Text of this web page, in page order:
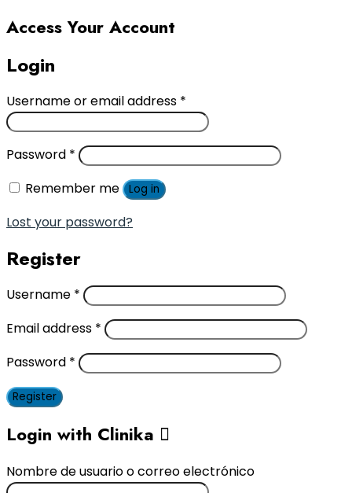
Access Your Account
Login
Username or email address *
Password *
Remember me
Log in
Lost your password?
Register
Username *
Email address *
Password *
Register
Login with Clinika
Nombre de usuario o correo electrónico